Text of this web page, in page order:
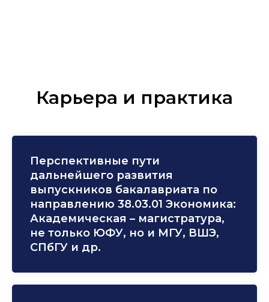
Карьера и практика
Перспективные пути
дальнейшего развития
выпускников бакалавриата по
направлению 38.03.01 Экономика:
Академическая – магистратура,
не только ЮФУ, но и МГУ, ВШЭ,
СПбГУ и др.